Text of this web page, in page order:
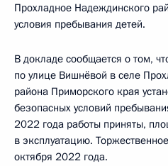
Прохладное Надеждинского
условия пребывания детей.
В докладе сообщается о том,
по улице Вишнёвой в селе
района Приморского края
безопасных условий
2022 года работы приняты,
в эксплуатацию.
октября 2022 года.